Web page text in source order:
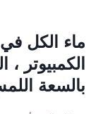
ماء الكل
الكمبيوتر ،
بالسعة